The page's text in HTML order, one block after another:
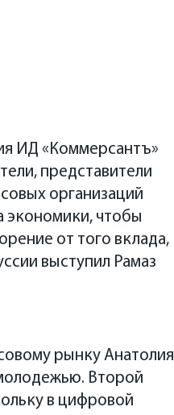
ИД «Коммерсантъ»
представители
организаций
экономики, чтобы
от того вклада,
выступил Рамаз
рынку Анатолия
Второй
в цифровой